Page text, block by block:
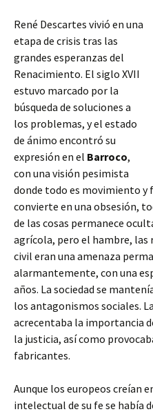
René Descartes vivió en una
etapa de crisis tras las
grandes esperanzas del
Renacimiento. El siglo XVII
estuvo marcado por la
búsqueda de soluciones a
los problemas, y el estado
de ánimo encontró su
expresión en el Barroco,
con una visión pesimista
donde todo es movimiento y
convierte en una obsesión,
de las cosas permanece
agrícola, pero el hambre, las
civil eran una amenaza
alarmantemente, con una
años. La sociedad se
los antagonismos sociales.
acrecentaba la importancia
la justicia, así como
fabricantes.
Aunque los europeos creían
intelectual de su fe se había